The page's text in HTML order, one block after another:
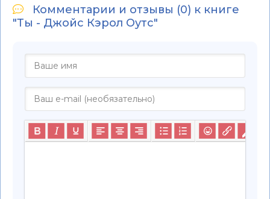
Комментарии и отзывы (0) к книге
"Ты - Джойс Кэрол Оутс"